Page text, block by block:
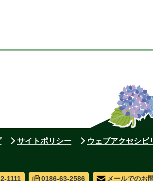
サイトポリシー ウェブアクセシビ
1111 0186-63-2586 メールでのお